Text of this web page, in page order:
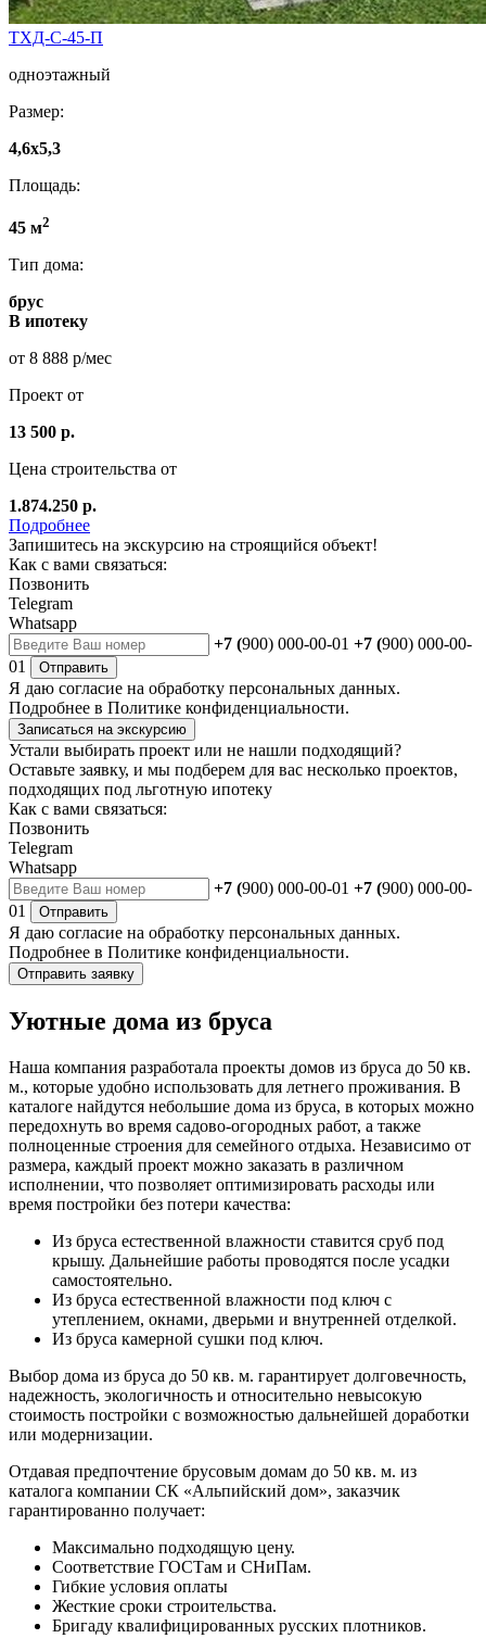
ТХД-С-45-П
одноэтажный
Размер:
4,6х5,3
Площадь:
45 м2
Тип дома:
брус
В ипотеку
от 8 888 р/мес
Проект от
13 500 р.
Цена строительства от
1.874.250 р.
Подробнее
Запишитесь на экскурсию на строящийся объект!
Как с вами связаться:
Позвонить
Telegram
Whatsapp
+7 (900) 000-00-01 +7 (900) 000-00-
01
Отправить
Я даю согласие на обработку персональных данных.
Подробнее в Политике конфиденциальности.
Записаться на экскурсию
Устали выбирать проект или не нашли подходящий?
Оставьте заявку, и мы подберем для вас несколько проектов,
подходящих под льготную ипотеку
Как с вами связаться:
Позвонить
Telegram
Whatsapp
+7 (900) 000-00-01 +7 (900) 000-00-
01
Отправить
Я даю согласие на обработку персональных данных.
Подробнее в Политике конфиденциальности.
Отправить заявку
Уютные дома из бруса
Наша компания разработала проекты домов из бруса до 50 кв.
м., которые удобно использовать для летнего проживания. В
каталоге найдутся небольшие дома из бруса, в которых можно
передохнуть во время садово-огородных работ, а также
полноценные строения для семейного отдыха. Независимо от
размера, каждый проект можно заказать в различном
исполнении, что позволяет оптимизировать расходы или
время постройки без потери качества:
Из бруса естественной влажности ставится сруб под
крышу. Дальнейшие работы проводятся после усадки
самостоятельно.
Из бруса естественной влажности под ключ с
утеплением, окнами, дверьми и внутренней отделкой.
Из бруса камерной сушки под ключ.
Выбор дома из бруса до 50 кв. м. гарантирует долговечность,
надежность, экологичность и относительно невысокую
стоимость постройки с возможностью дальнейшей доработки
или модернизации.
Отдавая предпочтение брусовым домам до 50 кв. м. из
каталога компании СК «Альпийский дом», заказчик
гарантированно получает:
Максимально подходящую цену.
Соответствие ГОСТам и СНиПам.
Гибкие условия оплаты
Жесткие сроки строительства.
Бригаду квалифицированных русских плотников.